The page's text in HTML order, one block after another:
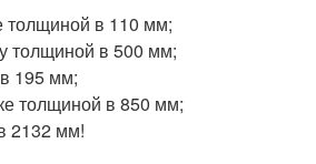
толщиной в 110 мм;
толщиной в 500 мм;
195 мм;
толщиной в 850 мм;
2132 мм!